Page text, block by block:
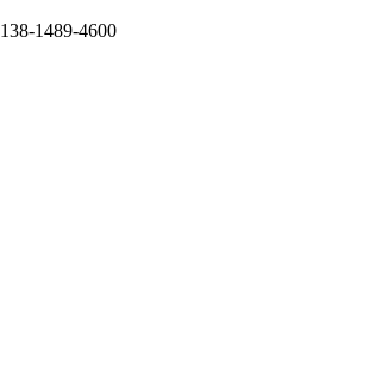
138-1489-4600